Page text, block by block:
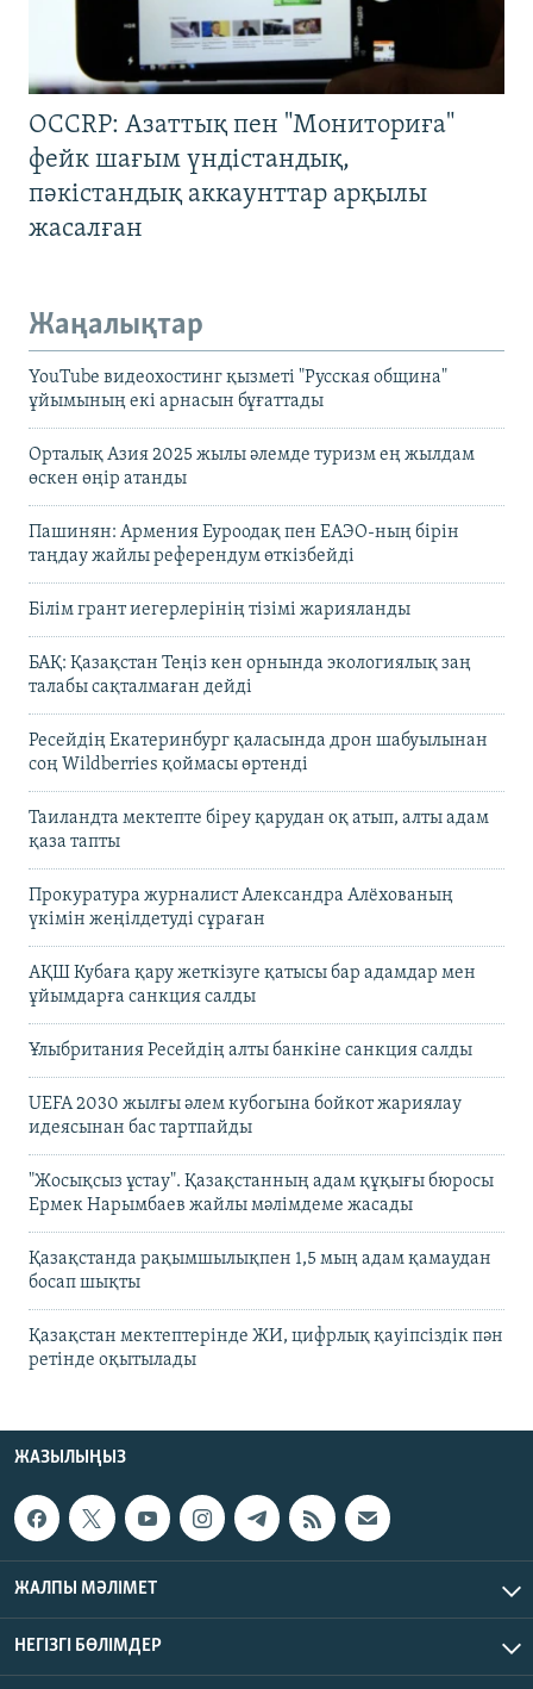
OCCRP: Азаттық пен "Мониториға"
фейк шағым үндістандық,
пәкістандық аккаунттар арқылы
жасалған
Жаңалықтар
YouTube видеохостинг қызметі "Русская община"
ұйымының екі арнасын бұғаттады
Орталық Азия 2025 жылы әлемде туризм ең жылдам
өскен өңір атанды
Пашинян: Армения Еуроодақ пен ЕАЭО-ның бірін
таңдау жайлы референдум өткізбейді
Білім грант иегерлерінің тізімі жарияланды
БАҚ: Қазақстан Теңіз кен орнында экологиялық заң
талабы сақталмаған дейді
Ресейдің Екатеринбург қаласында дрон шабуылынан
соң Wildberries қоймасы өртенді
Таиландта мектепте біреу қарудан оқ атып, алты адам
қаза тапты
Прокуратура журналист Александра Алёхованың
үкімін жеңілдетуді сұраған
АҚШ Кубаға қару жеткізуге қатысы бар адамдар мен
ұйымдарға санкция салды
Ұлыбритания Ресейдің алты банкіне санкция салды
UEFA 2030 жылғы әлем кубогына бойкот жариялау
идеясынан бас тартпайды
"Жосықсыз ұстау". Қазақстанның адам құқығы бюросы
Ермек Нарымбаев жайлы мәлімдеме жасады
Қазақстанда рақымшылықпен 1,5 мың адам қамаудан
босап шықты
Қазақстан мектептерінде ЖИ, цифрлық қауіпсіздік пән
ретінде оқытылады
ЖАЗЫЛЫҢЫЗ
ЖАЛПЫ МӘЛІМЕТ
НЕГІЗГІ БӨЛІМДЕР